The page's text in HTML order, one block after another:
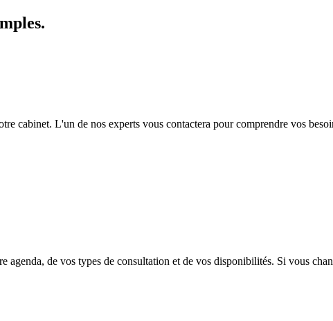
cabinet. L'un de nos experts vous contactera pour comprendre vos
agenda, de vos types de consultation et de vos disponibilités. Si vous